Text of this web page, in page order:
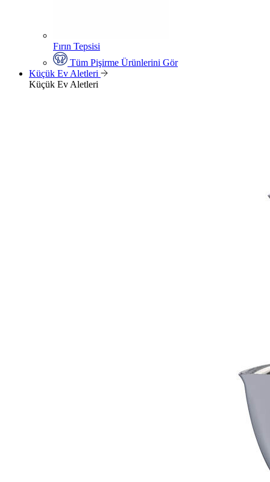
Fırın Tepsisi
Tüm Pişirme Ürünlerini Gör
Küçük Ev Aletleri
Küçük Ev Aletleri